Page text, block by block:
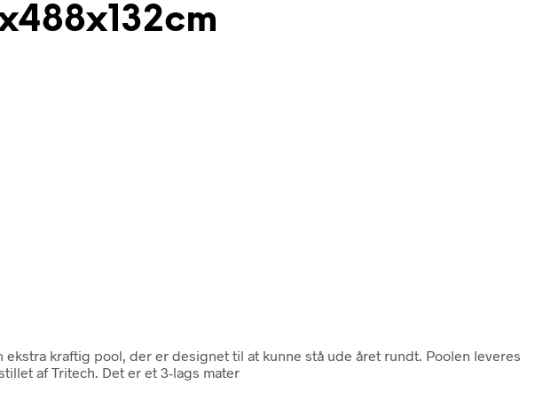
ekstra kraftig pool, der er designet til at kunne stå ude året rundt. Poolen leveres
af Tritech. Det er et 3-lags mater